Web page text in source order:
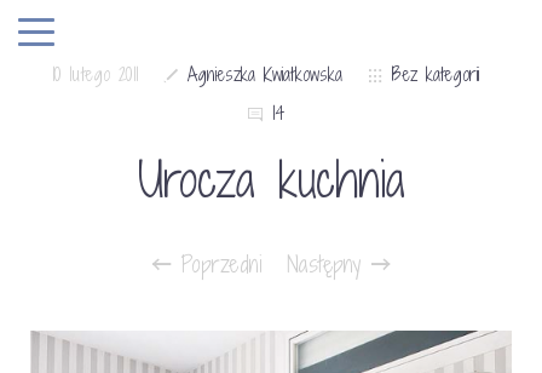
10 lutego 2011 Agnieszka Kwiatkowska
Bez kategorii
14
Urocza kuchnia
Poprzedni Następny